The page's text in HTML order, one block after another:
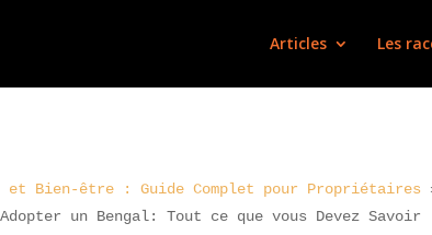
Articles Les
et Bien-être : Guide Complet pour Propriétaires
un Bengal: Tout ce que vous Devez Savoir